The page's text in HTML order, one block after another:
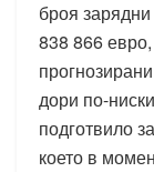
броя
838 866
дори по-
подготвило
което в